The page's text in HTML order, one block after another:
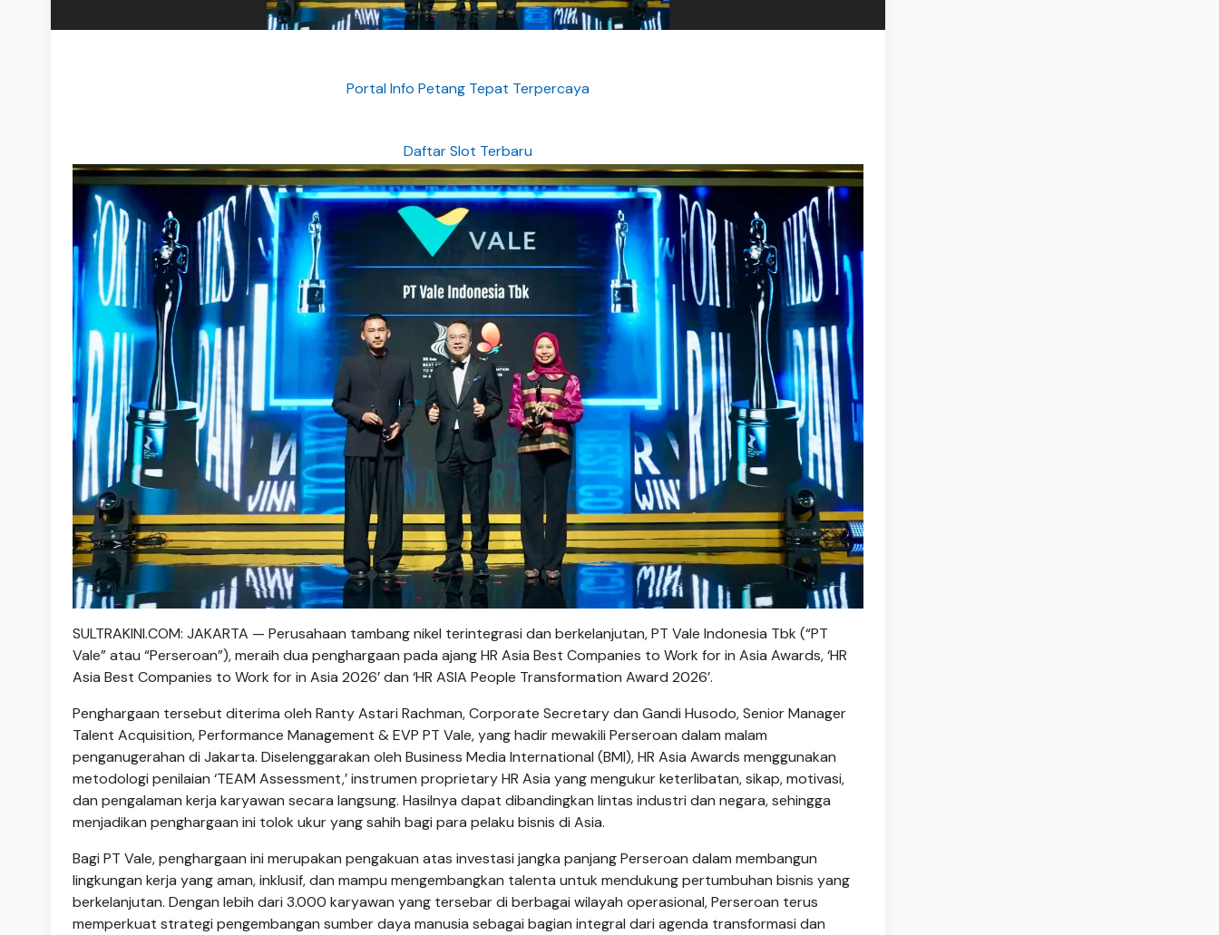
Portal Info Petang Tepat Terpercaya
Daftar Slot Terbaru
SULTRAKINI.COM: JAKARTA — Perusahaan tambang nikel terintegrasi dan berkelanjutan, PT Vale Indonesia Tbk (“PT
Vale” atau “Perseroan”), meraih dua penghargaan pada ajang HR Asia Best Companies to Work for in Asia Awards, ‘HR
Asia Best Companies to Work for in Asia 2026’ dan ‘HR ASIA People Transformation Award 2026’.
Penghargaan tersebut diterima oleh Ranty Astari Rachman, Corporate Secretary dan Gandi Husodo, Senior Manager
Talent Acquisition, Performance Management & EVP PT Vale, yang hadir mewakili Perseroan dalam malam
penganugerahan di Jakarta. Diselenggarakan oleh Business Media International (BMI), HR Asia Awards menggunakan
metodologi penilaian ‘TEAM Assessment,’ instrumen proprietary HR Asia yang mengukur keterlibatan, sikap, motivasi,
dan pengalaman kerja karyawan secara langsung. Hasilnya dapat dibandingkan lintas industri dan negara, sehingga
menjadikan penghargaan ini tolok ukur yang sahih bagi para pelaku bisnis di Asia.
Bagi PT Vale, penghargaan ini merupakan pengakuan atas investasi jangka panjang Perseroan dalam membangun
lingkungan kerja yang aman, inklusif, dan mampu mengembangkan talenta untuk mendukung pertumbuhan bisnis yang
berkelanjutan. Dengan lebih dari 3.000 karyawan yang tersebar di berbagai wilayah operasional, Perseroan terus
memperkuat strategi pengembangan sumber daya manusia sebagai bagian integral dari agenda transformasi dan